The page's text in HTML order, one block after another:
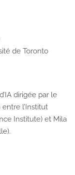
de Toronto
dirigée par le
l’Institut
Institute) et Mila